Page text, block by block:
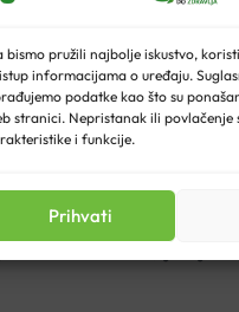
bismo pružili najbolje iskustvo,
informacijama o uređaju.
podatke kao što su
stranici. Nepristanak ili povlačenje
i funkcije.
Prihvati
kao sezamovo,